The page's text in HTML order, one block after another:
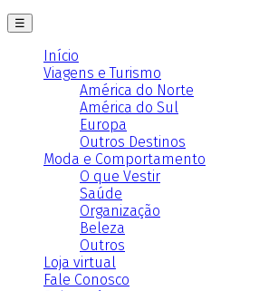
☰
Início
Viagens e Turismo
América do Norte
América do Sul
Europa
Outros Destinos
Moda e Comportamento
O que Vestir
Saúde
Organização
Beleza
Outros
Loja virtual
Fale Conosco